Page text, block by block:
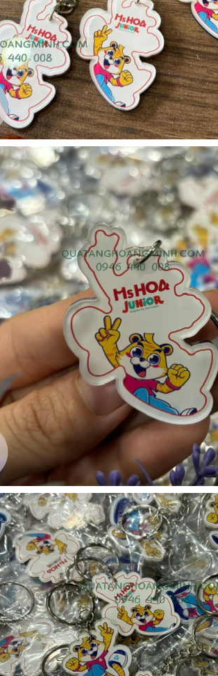
Cốc giữ nhiệt 500ml
Liên hệ
Pin sạc dự phòng hoco
j82 10.000mah - khách
hàng synnex fpt
Liên hệ
Hộp namecard kim loại
khắc logo
Liên hệ
in
Loa bluetooth
soundcore ace a1 a3151
- kh cmc corporation
Liên hệ
Loa bluetooth kimiso
bs02 - kh vicem
Liên hệ
Móc khóa mica dẻo -
khách hàng viện quản trị
kinh doanh
Liên hệ